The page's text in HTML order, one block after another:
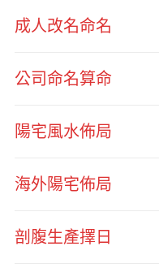
成人改名命名
公司命名算命
陽宅風水佈局
海外陽宅佈局
剖腹生產擇日